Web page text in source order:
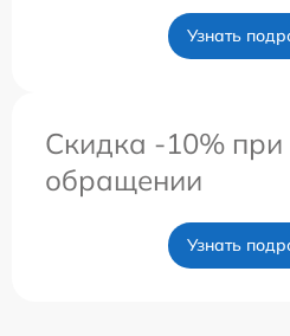
Узнать
Скидка -10%
обращении
Узнать